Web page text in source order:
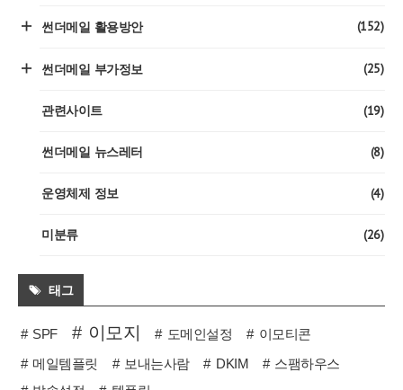
썬더메일 활용방안 (152)
썬더메일 부가정보 (25)
관련사이트 (19)
썬더메일 뉴스레터 (8)
운영체제 정보 (4)
미분류 (26)
태그
SPF 이모지 도메인설정
이모티콘
메일템플릿
보내는사람 DKIM
스팸하우스